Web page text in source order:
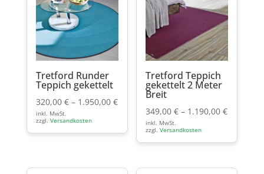
Tretford Runder
Teppich gekettelt
320,00 €– 1.950,00 €
inkl. MwSt.
zzgl. Versandkosten
Tretford Teppich
gekettelt 2 Meter
Breit
349,00€ – 1.190,00€
inkl. MwSt.
zzgl.Versandkosten